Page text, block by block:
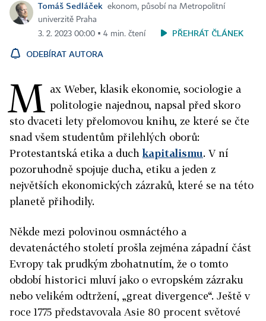
Tomáš Sedláček
ekonom, působí na Metropolitní
univerzitě Praha
3. 2. 2023 00:00 ▪ 4 min. čtení
PŘEHRÁT ČLÁNEK
ODEBÍRAT AUTORA
M ax Weber, klasik ekonomie, sociologie a
politologie najednou, napsal před skoro
sto dvaceti lety přelomovou knihu, ze které se čte
snad všem studentům přilehlých oborů:
Protestantská etika a duchkapitalismu. V ní
pozoruhodně spojuje ducha, etiku a jeden z
největších ekonomických zázraků, které se na této
planetě přihodily.
Někde mezi polovinou osmnáctého a
devatenáctého století prošla zejména západní část
Evropy tak prudkým zbohatnutím, že o tomto
období historici mluví jako o evropském zázraku
nebo velikém odtržení, „great divergence“. Ještě v
roce 1775 představovala Asie 80 procent světové